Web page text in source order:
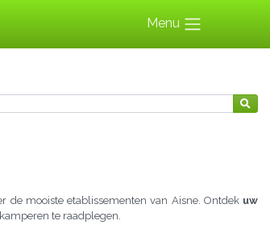
Menu
de mooiste etablissementen van Aisne. Ontdek uw
te raadplegen.